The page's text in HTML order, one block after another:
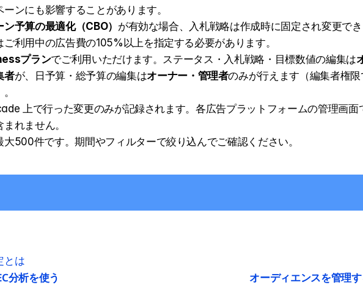
ンにも影響することがあります。
予算の最適化（CBO） が有効な場合、入札戦略は作成時に固定され変更で
利用中の広告費の105%以上を指定する必要があります。
プランでご利用いただけます。ステータス・入札戦略・目標数値の編集は
者が、日予算・総予算の編集はオーナー・管理者のみが行えます（編集者権限
上で行った変更のみが記録されます。各広告プラットフォームの管理画面
れません。
500件です。期間やフィルターで絞り込んでご確認ください。
とは
分析を使う オーディエンスを管理す